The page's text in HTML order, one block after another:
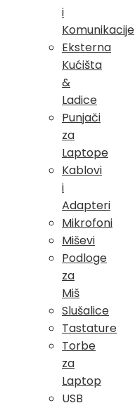
i
Komunikacije
Eksterna
Kućišta
&
Ladice
Punjači
za
Laptope
Kablovi
i
Adapteri
Mikrofoni
Miševi
Podloge
za
Miš
Slušalice
Tastature
Torbe
za
Laptop
USB